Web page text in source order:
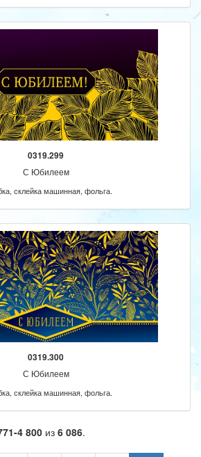
0319.299
С Юбилеем
склейка машинная, фольга.
0319.300
С Юбилеем
склейка машинная, фольга.
4 800 из 6 086.